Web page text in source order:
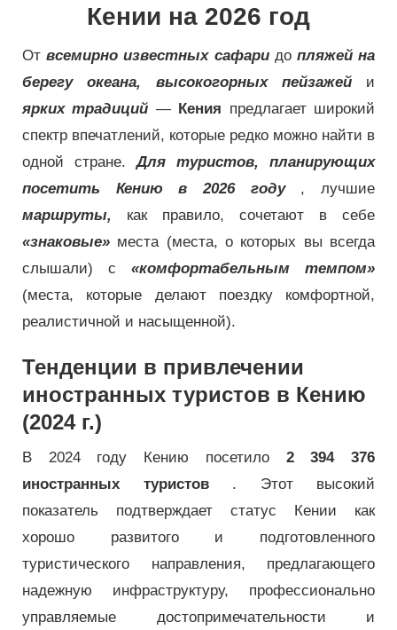
Кении на 2026 год
Отвсемирно известных сафаридо пляжей на
берегу океана, высокогорных пейзажейи
ярких традиций — Кения предлагает широкий
спектр впечатлений, которые редко можно найти в
одной стране.Для туристов, планирующих
посетить Кению в 2026 году, лучшие
маршруты, как правило, сочетают в себе
«знаковые» места (места, о которых вы всегда
слышали) с «комфортабельным темпом»
(места, которые делают поездку комфортной,
реалистичной и насыщенной).
Тенденции в привлечении
иностранных туристов в Кению
(2024 г.)
В 2024 году Кению посетило 2 394 376
иностранных туристов. Этот высокий
показатель подтверждает статус Кении как
хорошо развитого и подготовленного
туристического направления, предлагающего
надежную инфраструктуру, профессионально
управляемые достопримечательности и